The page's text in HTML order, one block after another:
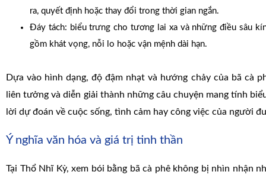
ra, quyết định hoặc thay đổi trong thời gian ngắn.
Đáy tách: biểu trưng cho tương lai xa và những điều sâu
gồm khát vọng, nỗi lo hoặc vận mệnh dài hạn.
Dựa vào hình dạng, độ đậm nhạt và hướng chảy của bã cà
liên tưởng và diễn giải thành những câu chuyện mang tính
lời dự đoán về cuộc sống, tình cảm hay công việc của người
Ý nghĩa văn hóa và giá trị tinh thần
Tại Thổ Nhĩ Kỳ, xem bói bằng bã cà phê không bị nhìn nhận